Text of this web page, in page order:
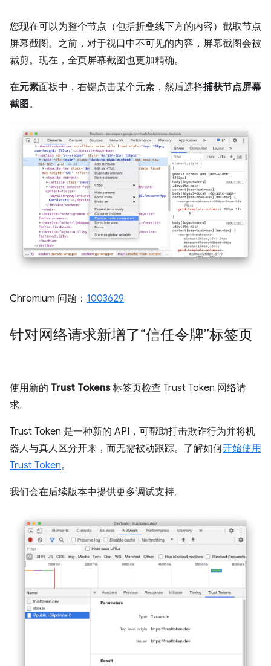
您现在可以为整个节点（包括折叠线下方的内容）截取节点
屏幕截图。之前，对于视口中不可见的内容，屏幕截图会被
裁剪。现在，全页屏幕截图也更加精确。
在元素面板中，右键点击某个元素，然后选择捕获节点屏幕
截图。
Chromium 问题： 1003629
针对网络请求新增了“信任令牌”标签页
使用新的 Trust Tokens标签页检查 Trust Token 网络请
求。
Trust Token 是一种新的 API，可帮助打击欺诈行为并将机
器人与真人区分开来，而无需被动跟踪。了解如何开始使用
Trust Token。
我们会在后续版本中提供更多调试支持。